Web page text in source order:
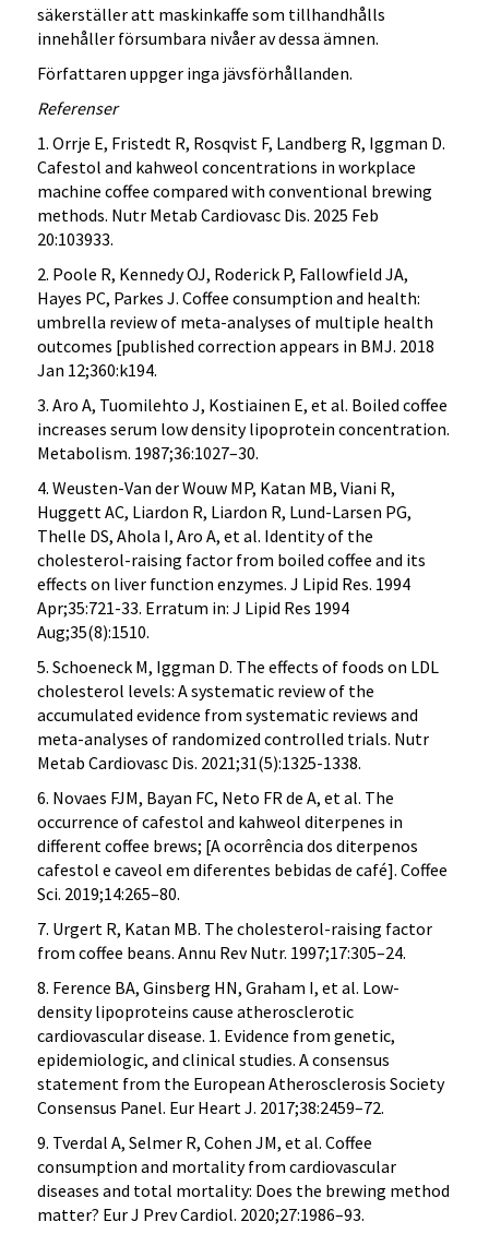
säkerställer att maskinkaffe som tillhandhålls
innehåller försumbara nivåer av dessa ämnen.
Författaren uppger inga jävsförhållanden.
Referenser
1. Orrje E, Fristedt R, Rosqvist F, Landberg R, Iggman D.
Cafestol and kahweol concentrations in workplace
machine coffee compared with conventional brewing
methods. Nutr Metab Cardiovasc Dis. 2025 Feb
20:103933.
2. Poole R, Kennedy OJ, Roderick P, Fallowfield JA,
Hayes PC, Parkes J. Coffee consumption and health:
umbrella review of meta-analyses of multiple health
outcomes [published correction appears in BMJ. 2018
Jan 12;360:k194.
3. Aro A, Tuomilehto J, Kostiainen E, et al. Boiled coffee
increases serum low density lipoprotein concentration.
Metabolism. 1987;36:1027–30.
4. Weusten-Van der Wouw MP, Katan MB, Viani R,
Huggett AC, Liardon R, Liardon R, Lund-Larsen PG,
Thelle DS, Ahola I, Aro A, et al. Identity of the
cholesterol-raising factor from boiled coffee and its
effects on liver function enzymes. J Lipid Res. 1994
Apr;35:721-33. Erratum in: J Lipid Res 1994
Aug;35(8):1510.
5. Schoeneck M, Iggman D. The effects of foods on LDL
cholesterol levels: A systematic review of the
accumulated evidence from systematic reviews and
meta-analyses of randomized controlled trials. Nutr
Metab Cardiovasc Dis. 2021;31(5):1325-1338.
6. Novaes FJM, Bayan FC, Neto FR de A, et al. The
occurrence of cafestol and kahweol diterpenes in
different coffee brews; [A ocorrência dos diterpenos
cafestol e caveol em diferentes bebidas de café]. Coffee
Sci. 2019;14:265–80.
7. Urgert R, Katan MB. The cholesterol-raising factor
from coffee beans. Annu Rev Nutr. 1997;17:305–24.
8. Ference BA, Ginsberg HN, Graham I, et al. Low-
density lipoproteins cause atherosclerotic
cardiovascular disease. 1. Evidence from genetic,
epidemiologic, and clinical studies. A consensus
statement from the European Atherosclerosis Society
Consensus Panel. Eur Heart J. 2017;38:2459–72.
9. Tverdal A, Selmer R, Cohen JM, et al. Coffee
consumption and mortality from cardiovascular
diseases and total mortality: Does the brewing method
matter? Eur J Prev Cardiol. 2020;27:1986–93.